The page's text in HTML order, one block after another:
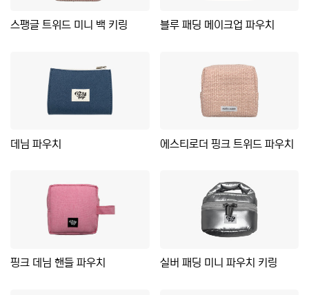
스팽글 트위드 미니 백 키링 블루 패딩 메이크업 파우치
데님 파우치 에스티로더 핑크 트위드 파우치
핑크 데님 핸들 파우치 실버 패딩 미니 파우치 키링